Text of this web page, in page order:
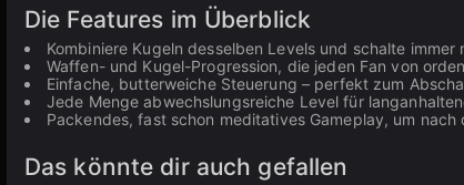
Die Features im Überblick
Kombiniere Kugeln desselben Levels und schalte
Waffen- und Kugel-Progression, die jeden Fan von
Einfache, butterweiche Steuerung – perfekt zum
Jede Menge abwechslungsreiche Level für
Packendes, fast schon meditatives Gameplay, um
Das könnte dir auch gefallen